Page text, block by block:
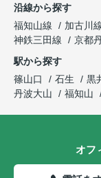
沿線から探す
福知山線
加古川
神鉄三田線
京都
駅から探す
篠山口
石生 黒
丹波大山
福知山
オフ